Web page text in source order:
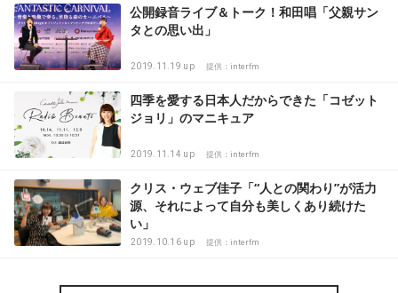
公開録音ライブ＆トーク！和田唱「父親サン
タとの思い出」
2019.11.19 up 提供：interfm
四季を愛する日本人だからできた「コゼット
ジョリ」のマニキュア
2019.11.14 up 提供：interfm
クリス・ウェブ佳子「“人との関わり”が活力
源、それによって自分も美しくあり続けた
い」
2019.10.16 up 提供：interfm